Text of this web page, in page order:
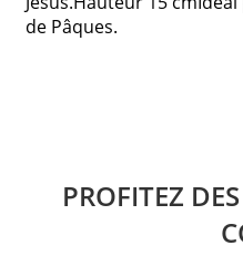
de Pâques.
PROFITEZ